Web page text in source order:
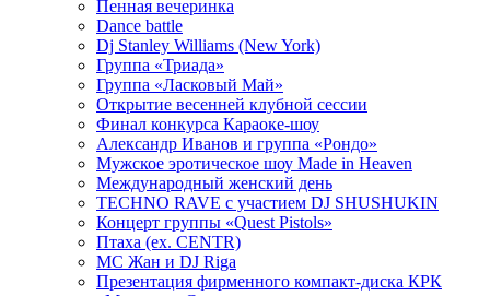
Пенная вечеринка
Dance battle
Dj Stanley Williams (New York)
Группа «Триада»
Группа «Ласковый Май»
Открытие весенней клубной сессии
Финал конкурса Караоке-шоу
Александр Иванов и группа «Рондо»
Мужское эротическое шоу Made in Heaven
Международный женский день
TECHNO RAVE с участием DJ SHUSHUKIN
Концерт группы «Quest Pistols»
Птаха (ex. CENTR)
МС Жан и DJ Riga
Презентация фирменного компакт-диска КРК